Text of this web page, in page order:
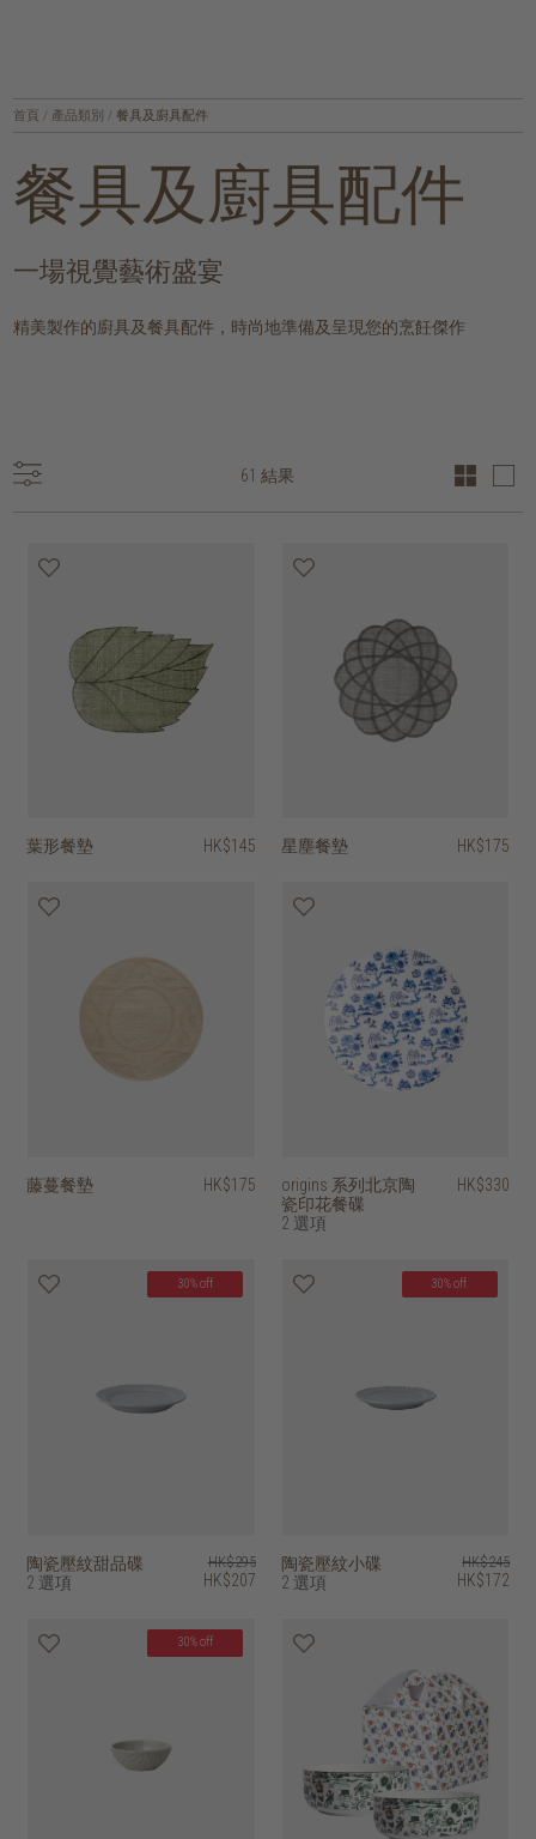
首頁 / 產品類別/ 餐具及廚具配件
餐具及廚具配件
一場視覺藝術盛宴
精美製作的廚具及餐具配件，時尚地準備及呈現您的烹飪傑作
61 結果
葉形餐墊 HK$145 星塵餐墊 HK$175
藤蔓餐墊 HK$175
origins 系列北京陶
瓷印花餐碟
2 選項
HK$330
30% off
陶瓷壓紋甜品碟
2 選項
HK$295
HK$207
30% off
陶瓷壓紋小碟
2 選項
HK$245
HK$172
30% off